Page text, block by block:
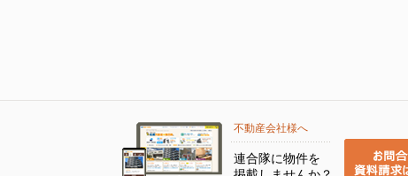
不動産会社様へ
連合隊に物件を